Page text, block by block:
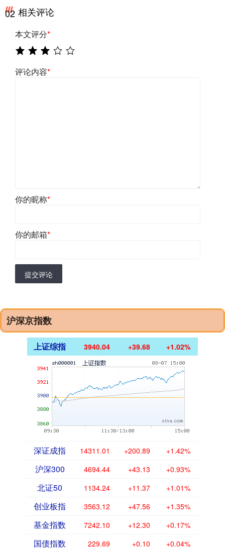
02 相关评论
本文评分*
评论内容*
你的昵称*
你的邮箱*
提交评论
沪深京指数
上证综指 3940.04 +39.68 +1.02%
深证成指 14311.01 +200.89 +1.42%
沪深300 4694.44 +43.13 +0.93%
北证50 1134.24 +11.37 +1.01%
创业板指 3563.12 +47.56 +1.35%
基金指数 7242.10 +12.30 +0.17%
国债指数 229.69 +0.10 +0.04%